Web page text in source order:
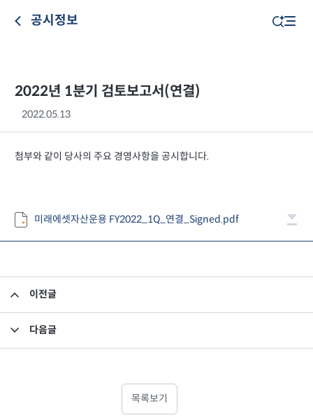
공시정보
2022년 1분기 검토보고서(연결)
2022.05.13
첨부와 같이 당사의 주요 경영사항을 공시합니다.
미래에셋자산운용 FY2022_1Q_연결_Signed.pdf
이전글
다음글
목록보기